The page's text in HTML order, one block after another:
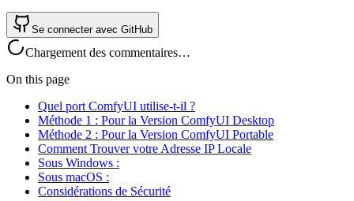
Se connecter avec GitHub
Chargement des commentaires…
On this page
Quel port ComfyUI utilise-t-il ?
Méthode 1 : Pour la Version ComfyUI Desktop
Méthode 2 : Pour la Version ComfyUI Portable
Comment Trouver votre Adresse IP Locale
Sous Windows :
Sous macOS :
Considérations de Sécurité